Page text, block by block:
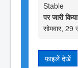
Stable
पर जारी किया
सोमवार,
फ़ाइलें देखें